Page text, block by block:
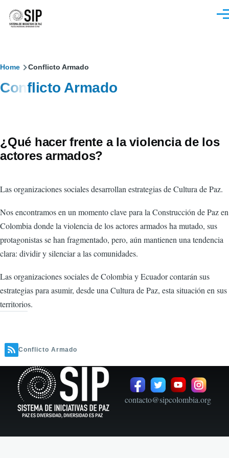
Sobrescribir
enlaces
a
la
Home Conflicto Armado
Conflicto Armado
¿Qué hacer frente a la violencia de los
actores armados?
Las organizaciones sociales desarrollan estrategias de Cultura de Paz.
Nos encontramos en un momento clave para la Construcción de Paz en
Colombia donde la violencia de los actores armados ha mutado, sus
protagonistas se han fragmentado, pero, aún mantienen una tendencia
clara: dividir y silenciar a las comunidades.
Las organizaciones sociales de Colombia y Ecuador contarán sus
estrategias para asumir, desde una Cultura de Paz, esta situación en sus
territorios.
Conflicto Armado
contacto@sipcolombia.org